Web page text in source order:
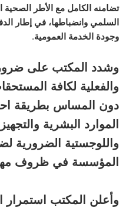
تضامنه الكامل مع الأطر الصحية
السلمي وانضباطها، في إطار
وجودة الخدمة العمومية.
وشدد المكتب على
والفعلية لكافة
دون المساس بطريقة
الموارد البشرية
واللوجستية الضرورية
المؤسسة في ظروف
وأعلن المكتب استمرار